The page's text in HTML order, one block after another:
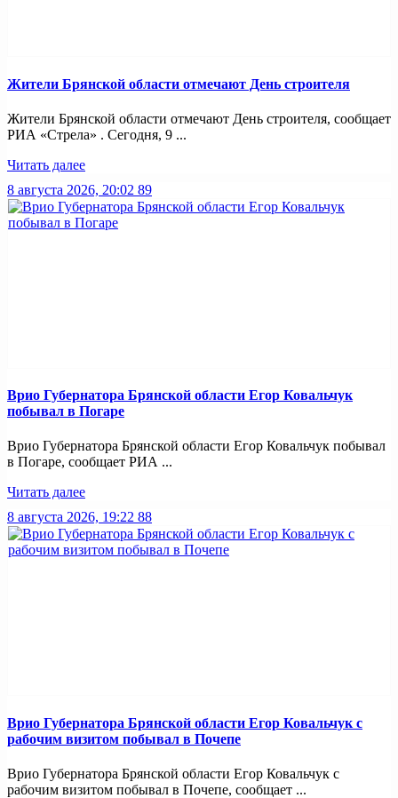
Жители Брянской области отмечают День строителя
Жители Брянской области отмечают День строителя, сообщает
РИА «Стрела» . Сегодня, 9 ...
Читать далее
8 августа 2026, 20:02 89
Врио Губернатора Брянской области Егор Ковальчук
побывал в Погаре
Врио Губернатора Брянской области Егор Ковальчук побывал
в Погаре, сообщает РИА ...
Читать далее
8 августа 2026, 19:22 88
Врио Губернатора Брянской области Егор Ковальчук с
рабочим визитом побывал в Почепе
Врио Губернатора Брянской области Егор Ковальчук с
рабочим визитом побывал в Почепе, сообщает ...